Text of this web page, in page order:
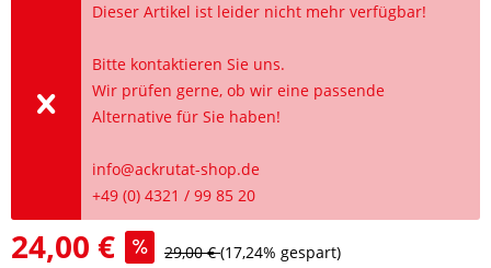
Dieser Artikel ist leider nicht mehr verfügbar!
Bitte kontaktieren Sie uns.
Wir prüfen gerne, ob wir eine passende
Alternative für Sie haben!
info@ackrutat-shop.de
+49 (0) 4321 / 99 85 20
24,00 € 29,00 €(17,24% gespart)